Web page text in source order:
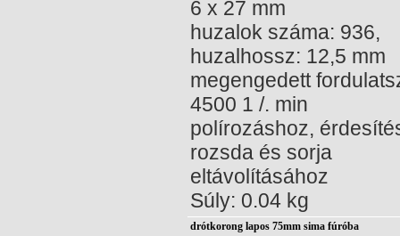
6 x 27 mm
huzalok száma: 936,
huzalhossz: 12,5 mm
megengedett
4500 1 /. min
polírozáshoz,
rozsda és sorja
eltávolításához
Súly: 0.04 kg
drótkorong lapos 75mm sima fúróba